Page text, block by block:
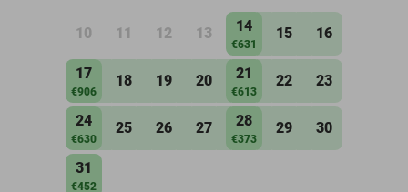
10 11 12 13 14
€631
15 16
17
€906
18 19 20 21
€613
22 23
24
€630
25 26 27 28
€373
29 30
31
€452